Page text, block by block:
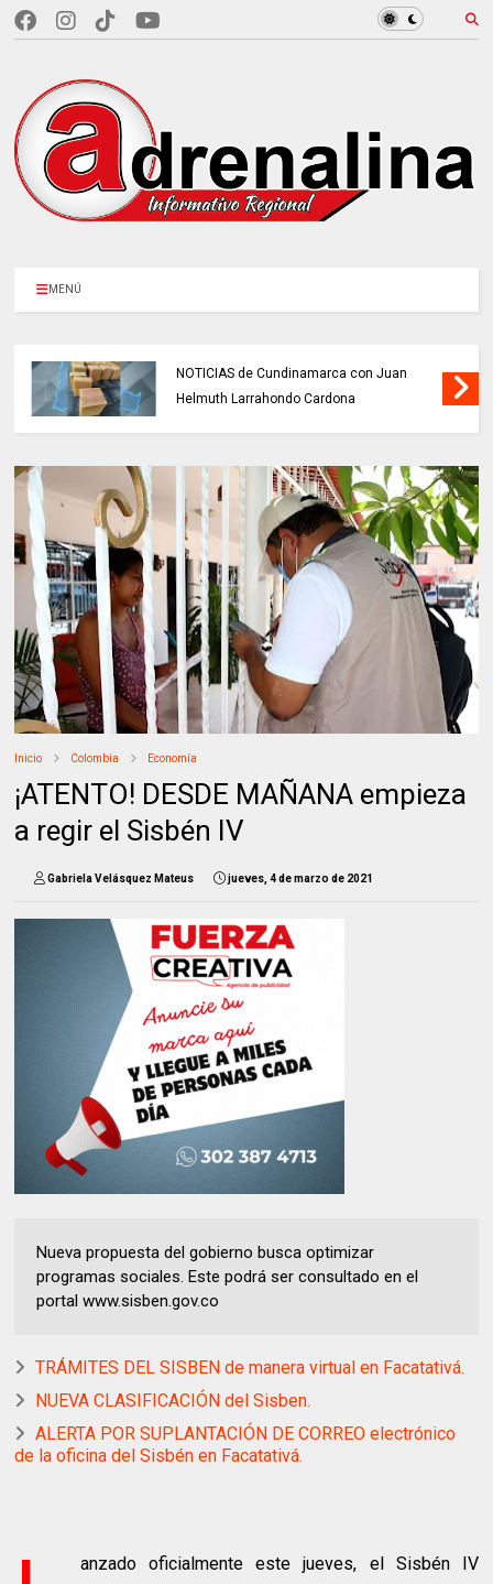
MENÚ
NOTICIAS de Cundinamarca con Juan
Helmuth Larrahondo Cardona
Inicio Colombia Economía
¡ATENTO! DESDE MAÑANA empieza
a regir el Sisbén IV
Gabriela Velásquez Mateus jueves, 4 de marzo de 2021
Nueva propuesta del gobierno busca optimizar
programas sociales. Este podrá ser consultado en el
portal www.sisben.gov.co
TRÁMITES DEL SISBEN de manera virtual en Facatativá.
NUEVA CLASIFICACIÓN del Sisben.
ALERTA POR SUPLANTACIÓN DE CORREO electrónico
de la oficina del Sisbén en Facatativá.
anzado oficialmente este jueves, el Sisbén IV